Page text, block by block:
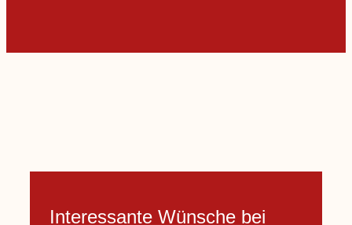
Interessante Wünsche bei